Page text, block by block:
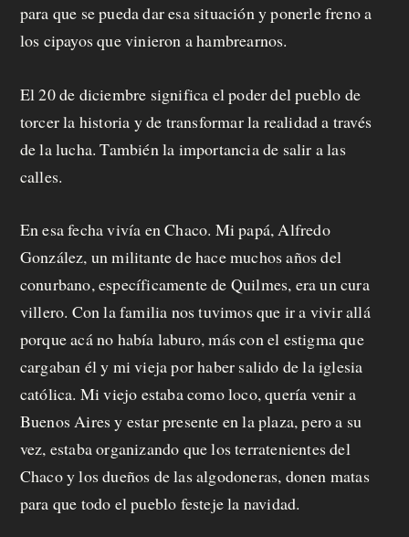
para que se pueda dar esa situación y ponerle freno a
los cipayos que vinieron a hambrearnos.
El 20 de diciembre significa el poder del pueblo de
torcer la historia y de transformar la realidad a través
de la lucha. También la importancia de salir a las
calles.
En esa fecha vivía en Chaco. Mi papá, Alfredo
González, un militante de hace muchos años del
conurbano, específicamente de Quilmes, era un cura
villero. Con la familia nos tuvimos que ir a vivir allá
porque acá no había laburo, más con el estigma que
cargaban él y mi vieja por haber salido de la iglesia
católica. Mi viejo estaba como loco, quería venir a
Buenos Aires y estar presente en la plaza, pero a su
vez, estaba organizando que los terratenientes del
Chaco y los dueños de las algodoneras, donen matas
para que todo el pueblo festeje la navidad.